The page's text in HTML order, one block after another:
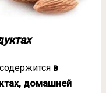
в
домашней